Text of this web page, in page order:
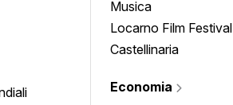
Musica
Locarno Film Festival
Castellinaria
Economia